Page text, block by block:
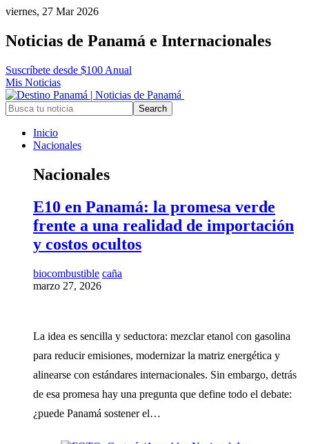
viernes, 27 Mar 2026
Noticias de Panamá e Internacionales
Suscríbete desde $100 Anual
Mis Noticias
Inicio
Nacionales
Nacionales
E10 en Panamá: la promesa verde
frente a una realidad de importación
y costos ocultos
biocombustible caña
marzo 27, 2026
La idea es sencilla y seductora: mezclar etanol con gasolina
para reducir emisiones, modernizar la matriz energética y
alinearse con estándares internacionales. Sin embargo, detrás
de esa promesa hay una pregunta que define todo el debate:
¿puede Panamá sostener el…